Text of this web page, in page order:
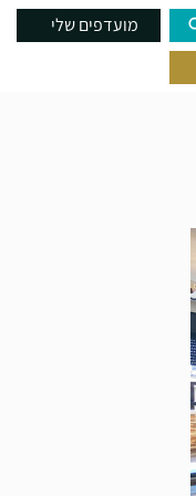
מועדפים שלי